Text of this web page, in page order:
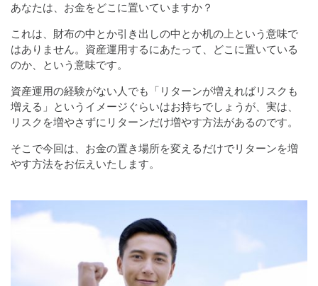
あなたは、お金をどこに置いていますか？
これは、財布の中とか引き出しの中とか机の上という意味で
はありません。資産運用するにあたって、どこに置いている
のか、という意味です。
資産運用の経験がない人でも「リターンが増えればリスクも
増える」というイメージぐらいはお持ちでしょうが、実は、
リスクを増やさずにリターンだけ増やす方法があるのです。
そこで今回は、お金の置き場所を変えるだけでリターンを増
やす方法をお伝えいたします。